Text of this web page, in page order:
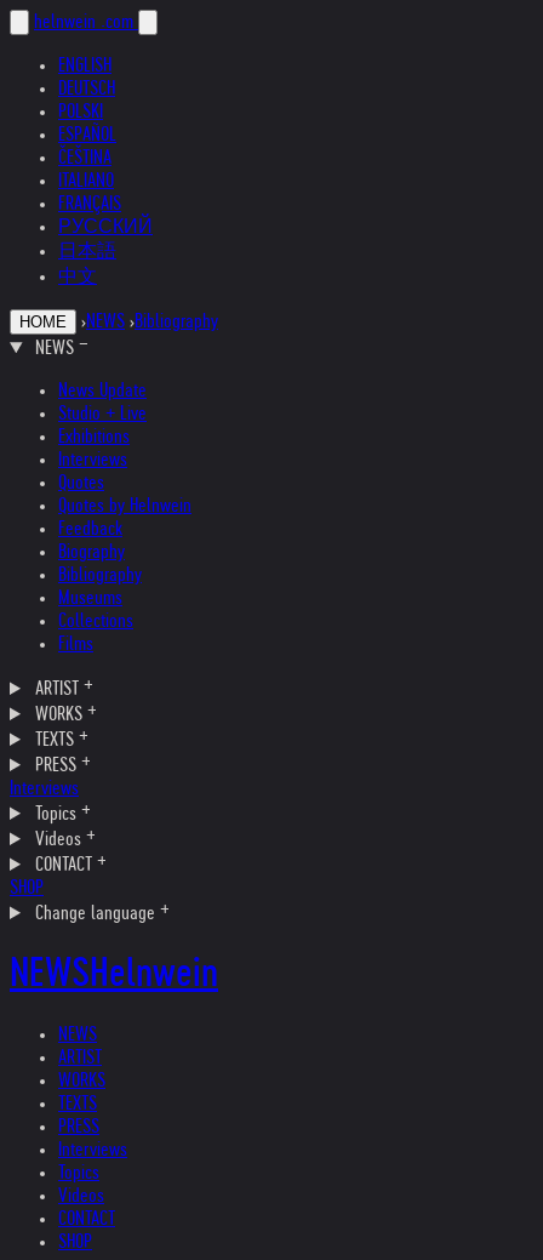
helnwein .com
ENGLISH
DEUTSCH
POLSKI
ESPAÑOL
ČEŠTINA
ITALIANO
FRANÇAIS
РУССКИЙ
日本語
中文
HOME ›NEWS ›Bibliography
NEWS
News Update
Studio + Live
Exhibitions
Interviews
Quotes
Quotes by Helnwein
Feedback
Biography
Bibliography
Museums
Collections
Films
ARTIST
WORKS
TEXTS
PRESS
Interviews
Topics
Videos
CONTACT
SHOP
Change language
NEWSHelnwein
NEWS
ARTIST
WORKS
TEXTS
PRESS
Interviews
Topics
Videos
CONTACT
SHOP